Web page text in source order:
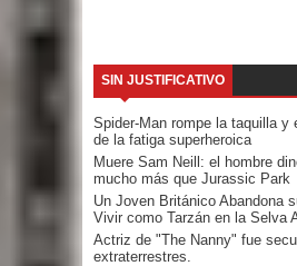
SIN JUSTIFICATIVO
Spider-Man rompe la taquilla y
de la fatiga superheroica
Muere Sam Neill: el hombre
mucho más que Jurassic Park
Un Joven Británico Abandona
Vivir como Tarzán en la Selva
Actriz de "The Nanny" fue
extraterrestres.